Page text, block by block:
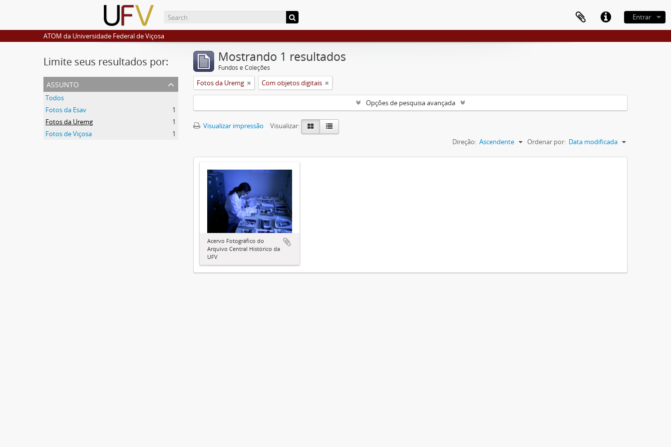
Entrar
ATOM da Universidade Federal de Viçosa
Limite seus resultados por:
assunto
Todos
Fotos da Esav
1
Fotos da Uremg
1
Fotos de Viçosa
1
Mostrando 1 resultados
Fundos e Coleções
Fotos da Uremg Com objetos digitais
Opções de pesquisa avançada
Visualizar impressão
Visualizar:
Ordenar por: Data modificada
Direção: Ascendente
Acervo Fotográfico do
Arquivo Central Histórico da
UFV